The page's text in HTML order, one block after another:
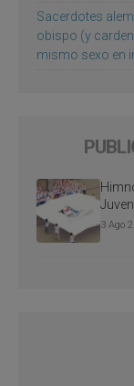
Sacerdotes
obispo (y
mismo sexo en
3 Ago